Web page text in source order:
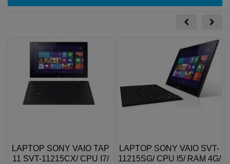
LAPTOP SONY VAIO TAP
11 SVT-11215CX/ CPU I7/
LAPTOP SONY VAIO SVT-
11215SG/ CPU I5/ RAM 4G/